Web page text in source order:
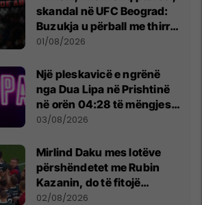
skandal në UFC Beograd:
Buzukja u përball me thirrje
anti-shqiptare nga
01/08/2026
Një pleskavicë e ngrënë
nga Dua Lipa në Prishtinë
në orën 04:28 të mëngjesit
- dhe bota digjitale serbe
03/08/2026
Mirlind Daku mes lotëve
përshëndetet me Rubin
Kazanin, do të fitojë
miliona te Spartak Moska
02/08/2026